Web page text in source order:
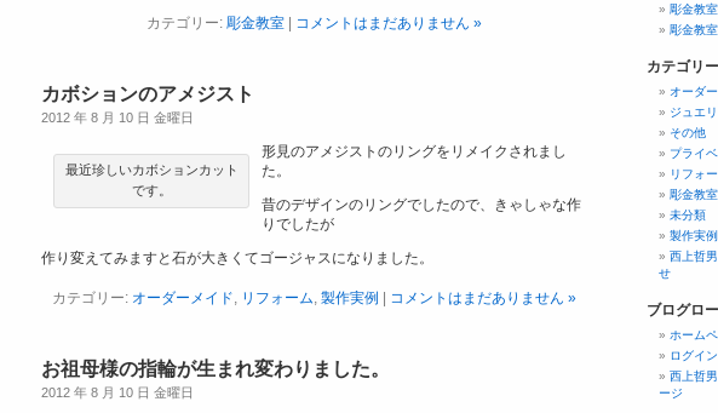
カテゴリー: 彫金教室| コメントはまだありません »
カボションのアメジスト
2012 年 8 月 10 日 金曜日
最近珍しいカボションカット
です。
形見のアメジストのリングをリメイクされまし
た。
昔のデザインのリングでしたので、きゃしゃな作
りでしたが
作り変えてみますと石が大きくてゴージャスになりました。
カテゴリー: オーダーメイド, リフォーム, 製作実例 コメントはまだありません »
お祖母様の指輪が生まれ変わりました。
2012 年 8 月 10 日 金曜日
彫金教
彫金教
カテゴリー
オーダ
ジュエ
その他
プライ
リフォ
彫金教室
未分類
製作実例
西上哲
せ
ブログロ
ホーム
ログイン
西上哲
ージ